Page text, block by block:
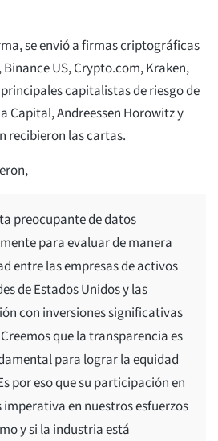
se envió a firmas criptográficas
US, Crypto.com, Kraken,
principales capitalistas de riesgo de
Capital, Andreessen Horowitz y
recibieron las cartas.
preocupante de datos
para evaluar de manera
entre las empresas de activos
de Estados Unidos y las
con inversiones significativas
que la transparencia es
para lograr la equidad
por eso que su participación en
en nuestros esfuerzos
y si la industria está